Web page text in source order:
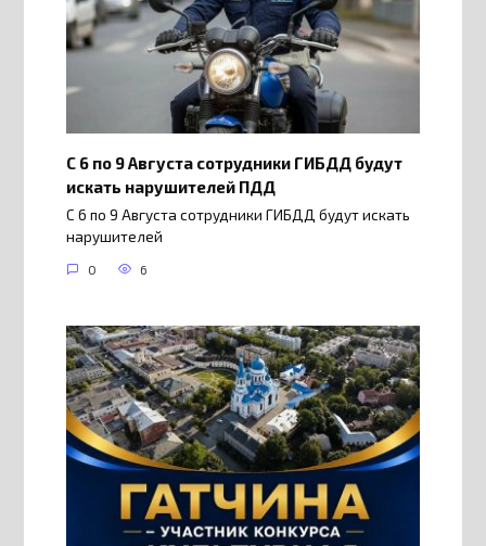
С 6 по 9 Августа сотрудники ГИБДД будут
искать нарушителей ПДД
С 6 по 9 Августа сотрудники ГИБДД будут искать
нарушителей
0 6